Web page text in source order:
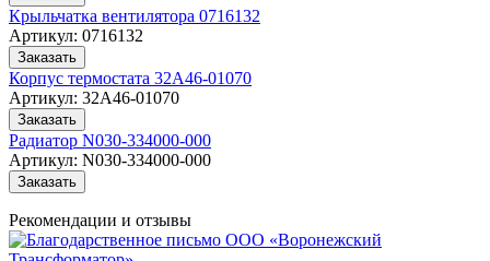
Крыльчатка вентилятора 0716132
Артикул: 0716132
Заказать
Корпус термостата 32A46-01070
Артикул: 32A46-01070
Заказать
Радиатор N030-334000-000
Артикул: N030-334000-000
Заказать
Рекомендации и отзывы